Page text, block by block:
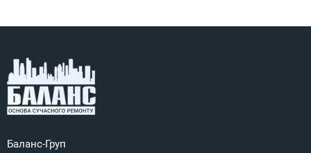
Баланс-Груп